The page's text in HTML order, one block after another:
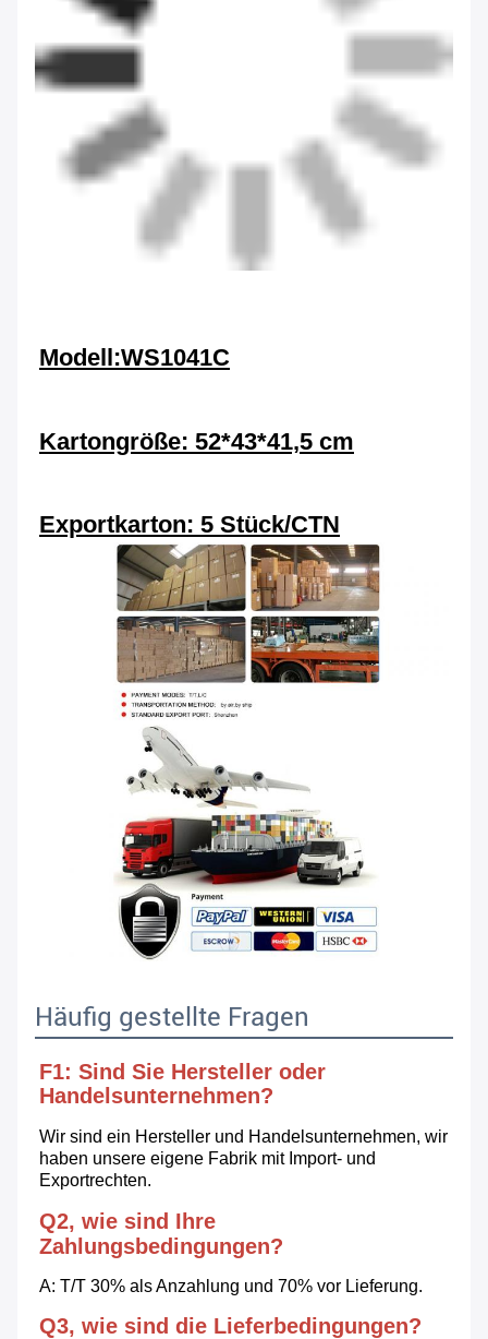
Modell:WS1041C
Kartongröße: 52*43*41,5 cm
Exportkarton: 5 Stück/CTN
Häufig gestellte Fragen
F1: Sind Sie Hersteller oder
Handelsunternehmen?
Wir sind ein Hersteller und Handelsunternehmen, wir
haben unsere eigene Fabrik mit Import- und
Exportrechten.
Q2, wie sind Ihre
Zahlungsbedingungen?
A: T/T 30% als Anzahlung und 70% vor Lieferung.
Q3, wie sind die Lieferbedingungen?